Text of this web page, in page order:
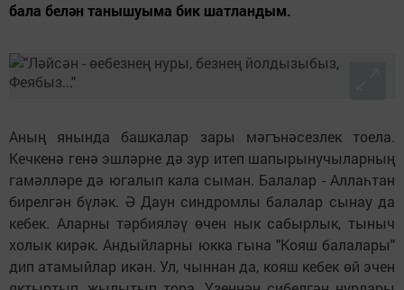
бала белән танышуыма бик шатландым.
Аның янында башкалар зары мәгънәсезлек тоела.
Кечкенә генә эшләрне дә зур итеп шапырынучыларның
гамәлләре дә югалып кала сыман. Балалар - Аллаһтан
бирелгән бүләк. Ә Даун синдромлы балалар сынау да
кебек. Аларны тәрбияләү өчен нык сабырлык, тыныч
холык кирәк. Андыйларны юкка гына "Кояш балалары"
дип атамыйлар икән. Ул, чыннан да, кояш кебек өй эчен